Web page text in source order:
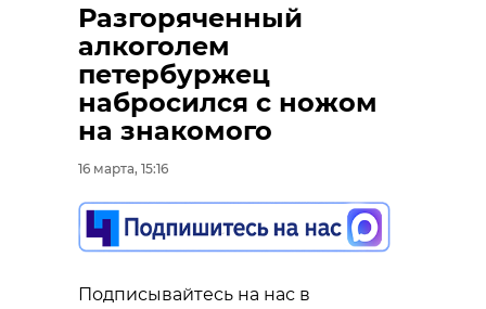
Разгоряченный
алкоголем
петербуржец
набросился с ножом
на знакомого
16 марта, 15:16
Подписывайтесь на нас в